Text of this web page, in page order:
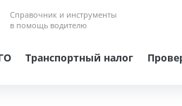
Справочник и инструменты
в помощь водителю
Транспортный налог